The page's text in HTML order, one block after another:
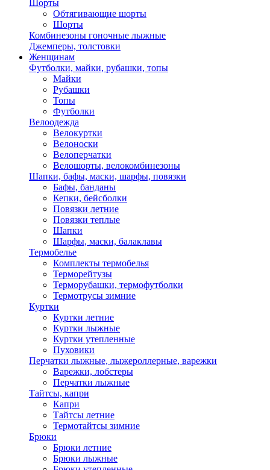
Шорты
Обтягивающие шорты
Шорты
Комбинезоны гоночные лыжные
Джемперы, толстовки
Женщинам
Футболки, майки, рубашки, топы
Майки
Рубашки
Топы
Футболки
Велоодежда
Велокуртки
Велоноски
Велоперчатки
Велошорты, велокомбинезоны
Шапки, бафы, маски, шарфы, повязки
Бафы, банданы
Кепки, бейсболки
Повязки летние
Повязки теплые
Шапки
Шарфы, маски, балаклавы
Термобелье
Комплекты термобелья
Терморейтузы
Терморубашки, термофутболки
Термотрусы зимние
Куртки
Куртки летние
Куртки лыжные
Куртки утепленные
Пуховики
Перчатки лыжные, лыжероллерные, варежки
Варежки, лобстеры
Перчатки лыжные
Тайтсы, капри
Капри
Тайтсы летние
Термотайтсы зимние
Брюки
Брюки летние
Брюки лыжные